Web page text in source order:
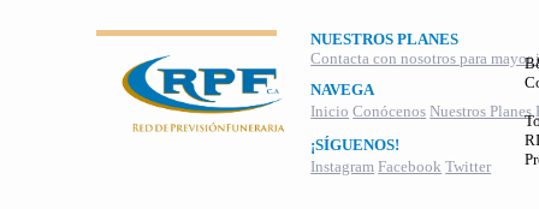
NUESTROS PLANES
Contacta con nosotros para
NAVEGA
Inicio Conócenos Nuestros Planes
¡SÍGUENOS!
Instagram Facebook Twitter